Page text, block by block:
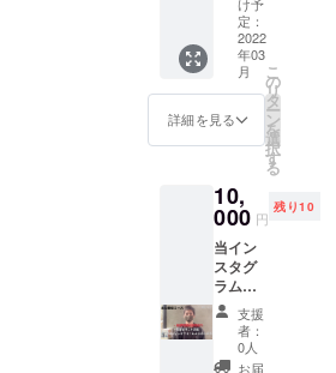
ます。
※備考欄
にイン
スタグ
ラムア
カウン
トもし
スを記
入の
上、宣
伝内容
もご記
入くだ
さい。
ご連絡
のやり
援した
い。 そ
う思っ
てくだ
さる方
に用意
援した
人の記
憶と思
い出と
して受
け取っ
て 頂け
れば幸
いで
す。
するア
カウン
トや事
柄を御
紹介さ
せて頂
きま
す。 さ
当アカ
ウント
による
ストー
リーハ
イライ
トにて
有効期
限：投
稿日〜
定：
2022
年03
月
詳細を見る
こ
の
リ
タ
ー
ン
を
選
択
す
る
10,
000 円
残り10
当イン
スタグ
ラムア
カウン
トにて
飲食
店・雑
支援
者：
0人
お届